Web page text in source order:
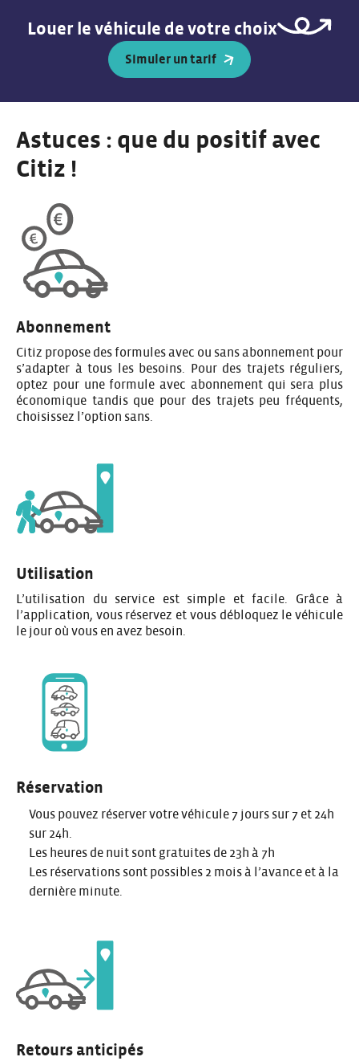
Louer le véhicule de votre choix
Simuler un tarif
Astuces : que du positif avec
Citiz !
Abonnement
Citiz propose des formules avec ou sans abonnement pour
s’adapter à tous les besoins. Pour des trajets réguliers,
optez pour une formule avec abonnement qui sera plus
économique tandis que pour des trajets peu fréquents,
choisissez l’option sans.
Utilisation
L’utilisation du service est simple et facile. Grâce à
l’application, vous réservez et vous débloquez le véhicule
le jour où vous en avez besoin.
Réservation
Vous pouvez réserver votre véhicule 7 jours sur 7 et 24h
sur 24h.
Les heures de nuit sont gratuites de 23h à 7h
Les réservations sont possibles 2 mois à l’avance et à la
dernière minute.
Retours anticipés